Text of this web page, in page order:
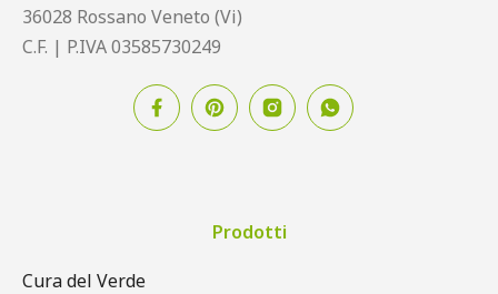
36028 Rossano Veneto (Vi)
C.F. | P.IVA 03585730249
Prodotti
Cura del Verde